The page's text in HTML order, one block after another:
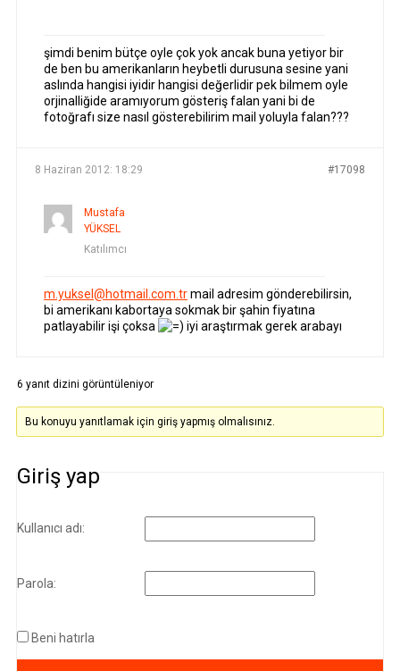
şimdi benim bütçe oyle çok yok ancak buna yetiyor bir
de ben bu amerikanların heybetli durusuna sesine yani
aslında hangisi iyidir hangisi değerlidir pek bilmem oyle
orjinalliğide aramıyorum gösteriş falan yani bi de
fotoğrafı size nasıl gösterebilirim mail yoluyla falan???
8 Haziran 2012: 18:29 #17098
Mustafa
YÜKSEL
Katılımcı
m.yuksel@hotmail.com.trmail adresim gönderebilirsin,
bi amerikanı kabortaya sokmak bir şahin fiyatına
patlayabilir işi çoksa
iyi araştırmak gerek arabayı
6 yanıt dizini görüntüleniyor
Bu konuyu yanıtlamak için giriş yapmış olmalısınız.
Giriş yap
Kullanıcı adı:
Parola:
Beni hatırla